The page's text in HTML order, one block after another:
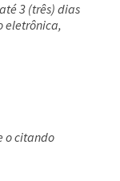
3 (três) dias
eletrônica,
o citando